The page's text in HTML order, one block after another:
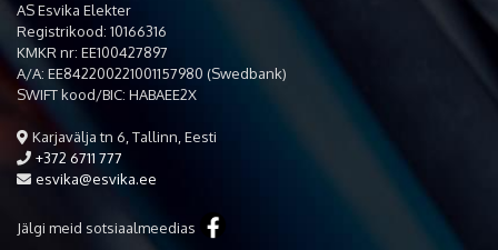
AS Esvika Elekter
Registrikood: 10166316
KMKR nr: EE100427897
A/A: EE842200221001157980 (Swedbank)
SWIFT kood/BIC: HABAEE2X
Karjavälja tn 6, Tallinn, Eesti
+372 6711 777
esvika@esvika.ee
Jälgi meid sotsiaalmeedias